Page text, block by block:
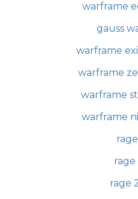
warframe
gauss
warframe
warframe
warframe
warframe
rage
rage